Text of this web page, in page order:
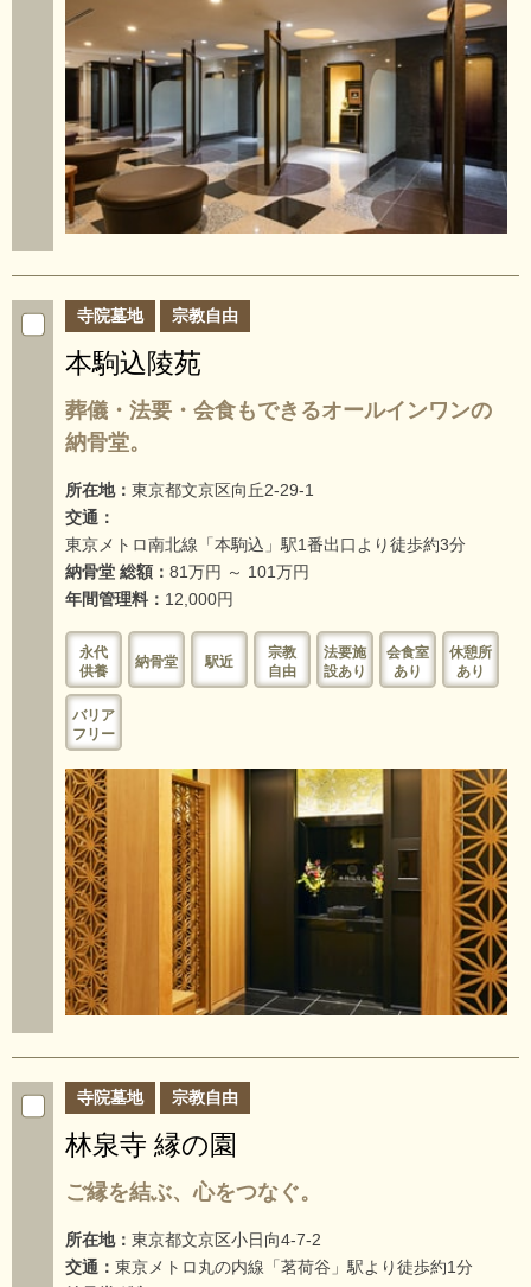
寺院墓地 宗教自由
本駒込陵苑
葬儀・法要・会食もできるオールインワンの
納骨堂。
所在地： 東京都文京区向丘2-29-1
交通：
東京メトロ南北線「本駒込」駅1番出口より徒歩約3分
納骨堂 総額： 81万円 ～ 101万円
年間管理料： 12,000円
永代
供養
納骨堂 駅近
宗教
自由
法要施
設あり
会食室
あり
休憩所
あり
バリア
フリー
寺院墓地 宗教自由
林泉寺 縁の園
ご縁を結ぶ、心をつなぐ。
所在地： 東京都文京区小日向4-7-2
交通： 東京メトロ丸の内線「茗荷谷」駅より徒歩約1分